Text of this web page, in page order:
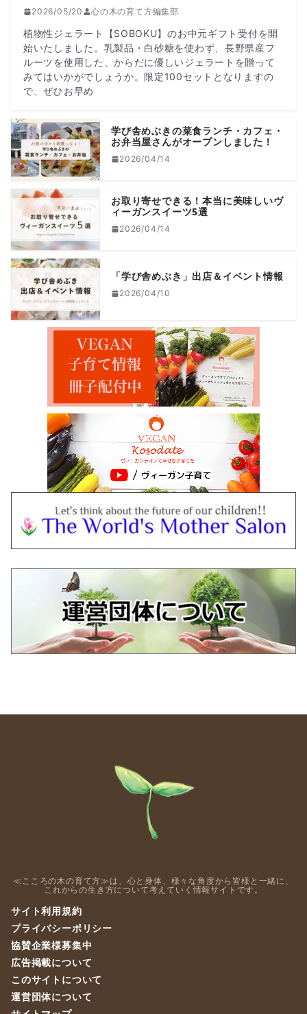
2026/05/20 心の木の育て方編集部
植物性ジェラート【SOBOKU】のお中元ギフト受付を開
始いたしました。乳製品・白砂糖を使わず、長野県産フ
ルーツを使用した、からだに優しいジェラートを贈って
みてはいかがでしょうか。限定100セットとなりますの
で、ぜひお早め
学び舎めぶきの菜食ランチ・カフェ・
お弁当屋さんがオープンしました！
2026/04/14
お取り寄せできる！本当に美味しいヴ
ィーガンスイーツ5選
2026/04/14
「学び舎めぶき」出店＆イベント情報
2026/04/10
≪こころの木の育て方≫は、心と身体、様々な角度から皆様と一緒に、
これからの生き方について考えていく情報サイトです。
サイト利用規約
プライバシーポリシー
協賛企業様募集中
広告掲載について
このサイトについて
運営団体について